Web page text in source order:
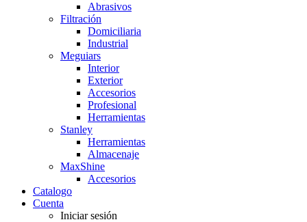
Abrasivos
Filtración
Domiciliaria
Industrial
Meguiars
Interior
Exterior
Accesorios
Profesional
Herramientas
Stanley
Herramientas
Almacenaje
MaxShine
Accesorios
Catalogo
Cuenta
Iniciar sesión